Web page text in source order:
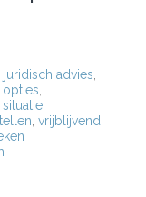
juridisch advies
opties
situatie
vrijblijvend